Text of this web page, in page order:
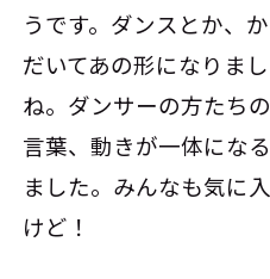
うです。ダンスとか、
だいてあの形になりま
ね。ダンサーの方たち
言葉、動きが一体にな
ました。みんなも気に
けど！